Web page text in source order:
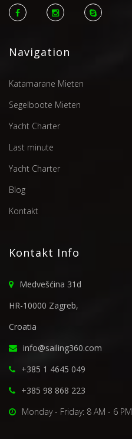
Navigation
Katamarane Mieten
Segelboote Mieten
Yacht Charter
Last minute
Yacht Charter
Blog
Kontakt
Kontakt Info
Medvešćina 31d
HR-10000 Zagreb,
Croatia
info@sailing360.com
+385 1 4645 049
+385 98 868 223
Monday - Friday: 8 AM - 6 PM